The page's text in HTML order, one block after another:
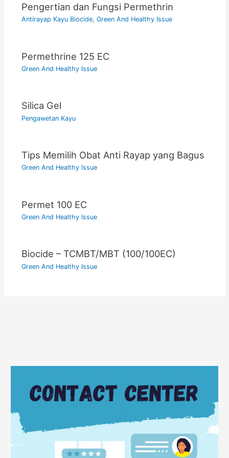
Pengertian dan Fungsi Permethrin
Antirayap Kayu Biocide, Green And Healthy Issue
Permethrine 125 EC
Green And Healthy Issue
Silica Gel
Pengawetan Kayu
Tips Memilih Obat Anti Rayap yang Bagus
Green And Healthy Issue
Permet 100 EC
Green And Healthy Issue
Biocide – TCMBT/MBT (100/100EC)
Green And Healthy Issue